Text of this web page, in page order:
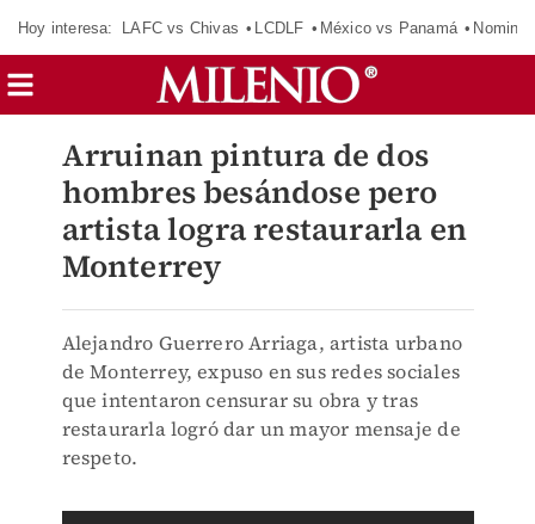
Hoy interesa: LAFC vs Chivas LCDLF México vs Panamá
Arruinan pintura de dos
hombres besándose pero
artista logra restaurarla en
Monterrey
Alejandro Guerrero Arriaga, artista urbano
de Monterrey, expuso en sus redes sociales
que intentaron censurar su obra y tras
restaurarla logró dar un mayor mensaje de
respeto.